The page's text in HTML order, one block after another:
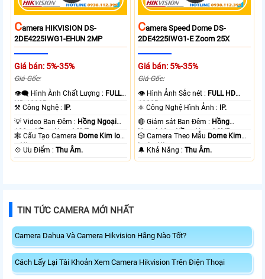
CAmera HIKVISION DS-
2DE4225IWG1-EHUN 2MP
Giá bán: 5%-35%
Giá Gốc:
👁️‍🗨 Hình Ành Chất Lượng : FULL
HD 1080P .
⚒ Công Nghệ :
IP.
💡 Video Ban Đêm : Hồng Ngoại
100m Hồng Ngoại SMD.
🕸️ Cấu Tạo Camera Dome Kim loại
+ Nhựa.
️💠 Ưu Điểm :Thu Âm.
CAmera Speed Dome DS-
2DE4225IWG1-E Zoom 25X
Giá bán: 5%-35%
Giá Gốc:
👁 Hình Ảnh Sắc nét : FULL HD
1080P .
⚛️ Công Nghệ Hình Ảnh :
IP.
🔴 Giám sát Ban Đêm : Hồng
Ngoại 10m Hồng Ngoại SMD.
🎲 Camera Theo Mẫu Dome Kim
loại + Nhựa.
️🔔 Khả Năng :Thu Âm.
TIN TỨC CAMERA MỚI NHẤT
Camera Dahua Và Camera Hikvision Hãng Nào Tốt?
Cách Lấy Lại Tài Khoản Xem Camera Hikvision Trên Điện Thoại